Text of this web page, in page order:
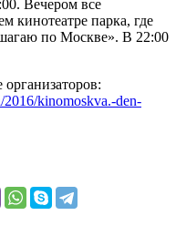
Вечером все
кинотеатре парка, где
по Москве». В 22:00
kinomoskva.-den-